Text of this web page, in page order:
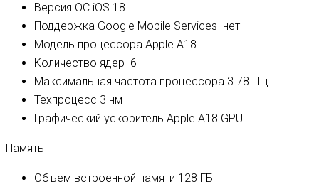
Версия ОС iOS 18
Поддержка Google Mobile Services нет
Модель процессора Apple A18
Количество ядер 6
Максимальная частота процессора 3.78 ГГц
Техпроцесс 3 нм
Графический ускоритель Apple A18 GPU
Память
Объем встроенной памяти 128 ГБ